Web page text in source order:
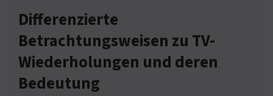
Differenzierte
Betrachtungsweisen zu TV-
Wiederholungen und deren
Bedeutung